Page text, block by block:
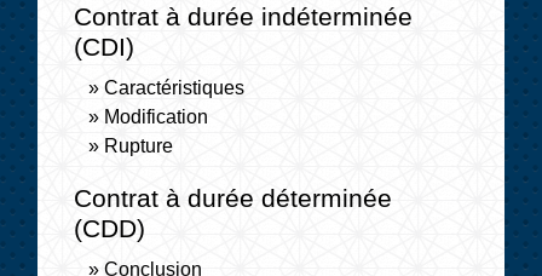
Contrat à durée indéterminée
(CDI)
Caractéristiques
Modification
Rupture
Contrat à durée déterminée
(CDD)
Conclusion